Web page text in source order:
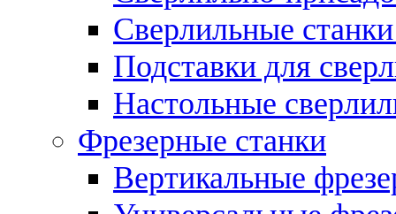
Сверлильные
Подставки для
Настольные
Фрезерные станки
Вертикальные